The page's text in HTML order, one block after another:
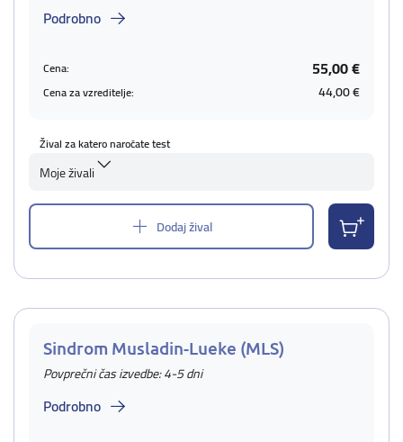
Podrobno
Cena: 55,00 €
Cena za vzreditelje: 44,00 €
Žival za katero naročate test
Moje živali
Dodaj žival
Sindrom Musladin-Lueke (MLS)
Povprečni čas izvedbe: 4-5 dni
Podrobno